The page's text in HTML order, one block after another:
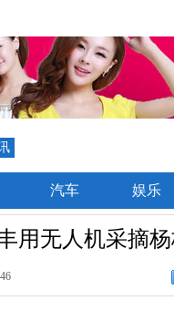
汽车 娱乐
用无人机采摘